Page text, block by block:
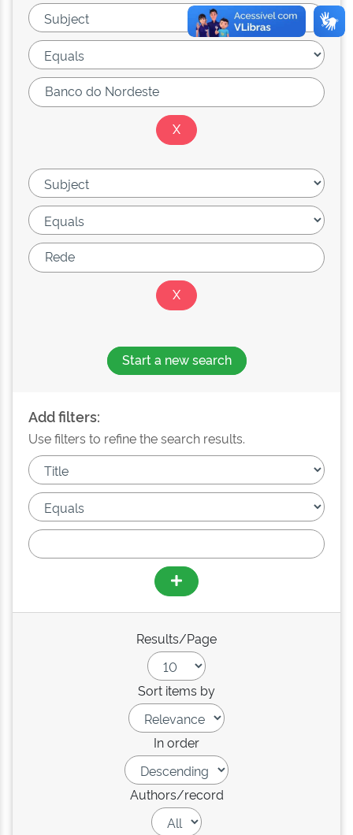
Start a new search
Add filters:
Use filters to refine the search results.
Results/Page
Sort items by
In order
Authors/record